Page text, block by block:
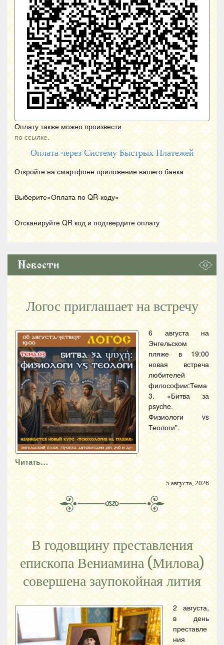
Оплату также можно произвести
по ссылке.
Оплата через Систему Быстрых Платежей
Откройте на смартфоне приложение вашего банка
Выберите«Оплата по QR-коду»
Отсканируйте QR код и подтвердите оплату
Новости
Логос приглашает на встречу
6 августа на
Энгельском
пляже в 19:00
новая встреча
любителей
философии:Тема
3. «Битва за
psyche.
Физиологи vs
Теологи".
Читать…
5 августа, 2026
В годовщину преставления
епископа Вениамина (Милова)
совершена заупокойная лития
2 августа,
в день
преставле
ния